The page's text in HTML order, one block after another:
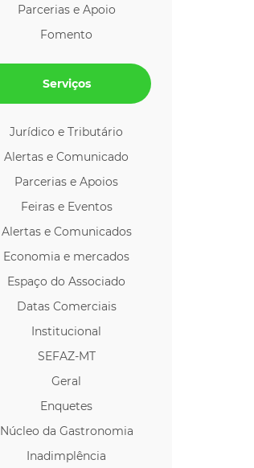
Parcerias e Apoio
Fomento
Serviços
Jurídico e Tributário
Alertas e Comunicado
Parcerias e Apoios
Feiras e Eventos
Alertas e Comunicados
Economia e mercados
Espaço do Associado
Datas Comerciais
Institucional
SEFAZ-MT
Geral
Enquetes
Núcleo da Gastronomia
Inadimplência